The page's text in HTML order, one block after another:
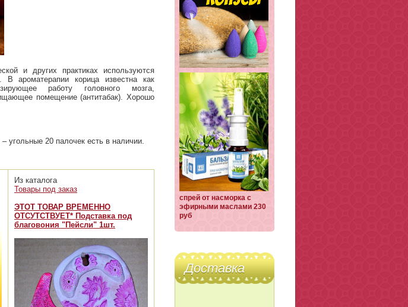
и других практиках используются
В ароматерапии корица известна как
работу головного мозга,
помещение (антитабак). Хорошо
угольные 20 палочек есть в наличии.
Из каталога
Товары под заказ
ЭТОТ ТОВАР ВРЕМЕННО
ОТСУТСТВУЕТ* Подставка под
благовония "Пейсли" 1шт.
спрей от насморка с
эфирными маслами 230
руб
Доставка